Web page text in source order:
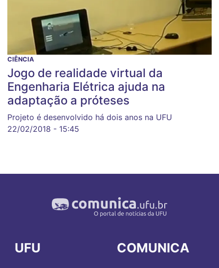
CIÊNCIA
Jogo de realidade virtual da
Engenharia Elétrica ajuda na
adaptação a próteses
Projeto é desenvolvido há dois anos na UFU
22/02/2018 - 15:45
UFU COMUNICA